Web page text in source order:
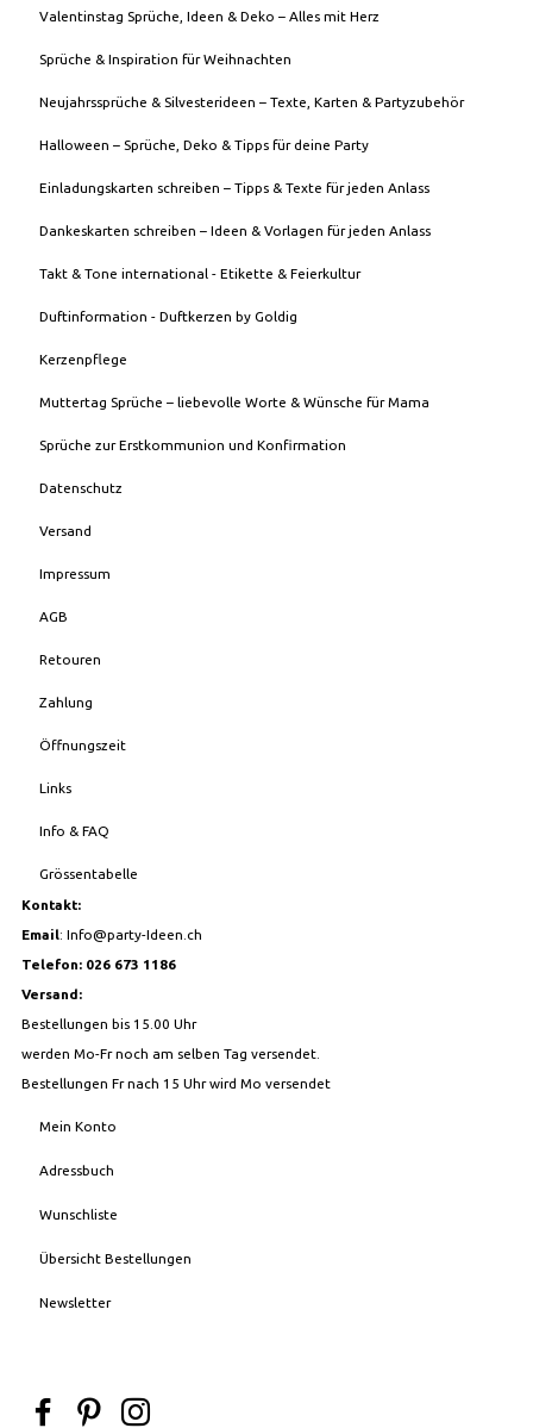
Valentinstag Sprüche, Ideen & Deko – Alles mit Herz
Sprüche & Inspiration für Weihnachten
Neujahrssprüche & Silvesterideen – Texte, Karten & Partyzubehör
Halloween – Sprüche, Deko & Tipps für deine Party
Einladungskarten schreiben – Tipps & Texte für jeden Anlass
Dankeskarten schreiben – Ideen & Vorlagen für jeden Anlass
Takt & Tone international - Etikette & Feierkultur
Duftinformation - Duftkerzen by Goldig
Kerzenpflege
Muttertag Sprüche – liebevolle Worte & Wünsche für Mama
Sprüche zur Erstkommunion und Konfirmation
Datenschutz
Versand
Impressum
AGB
Retouren
Zahlung
Öffnungszeit
Links
Info & FAQ
Grössentabelle
Kontakt:
Email: Info@party-Ideen.ch
Telefon: 026 673 1186
Versand:
Bestellungen bis 15.00 Uhr
werden Mo-Fr noch am selben Tag versendet.
Bestellungen Fr nach 15 Uhr wird Mo versendet
Mein Konto
Adressbuch
Wunschliste
Übersicht Bestellungen
Newsletter